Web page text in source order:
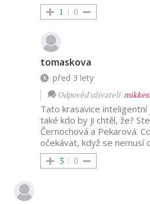
1 0
tomaskova
před 3 lety
Odpověď uživateli
Tato krasavice
také kdo by ji chtěl, že?
Černochová a Pekarová.
očekávat, když se nemusí
3 0